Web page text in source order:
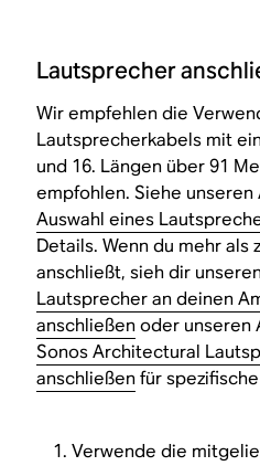
Lautsprecher
Wir empfehlen die
Lautsprecherkabels mit
und 16. Längen über 91
empfohlen. Siehe
Auswahl eines
Details. Wenn du mehr als
anschließt, sieh dir
Lautsprecher an deinen
anschließenoder unseren
Sonos Architectural
anschließenfür
Verwende die